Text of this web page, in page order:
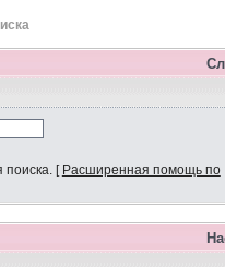
поиска.[ Расширенная помощь по